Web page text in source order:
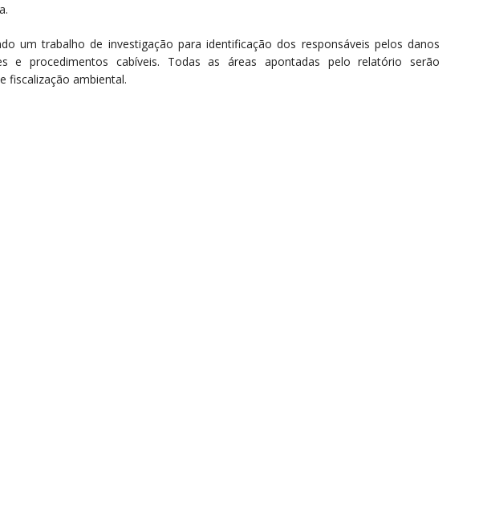
um trabalho de investigação para identificação dos responsáveis pelos danos
e procedimentos cabíveis. Todas as áreas apontadas pelo relatório serão
fiscalização ambiental.